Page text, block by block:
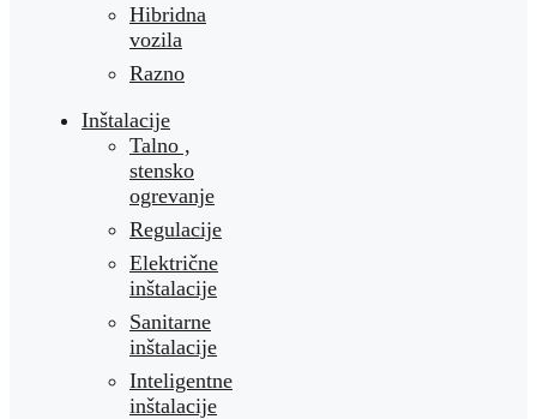
Hibridna
vozila
Razno
Inštalacije
Talno ,
stensko
ogrevanje
Regulacije
Električne
inštalacije
Sanitarne
inštalacije
Inteligentne
inštalacije